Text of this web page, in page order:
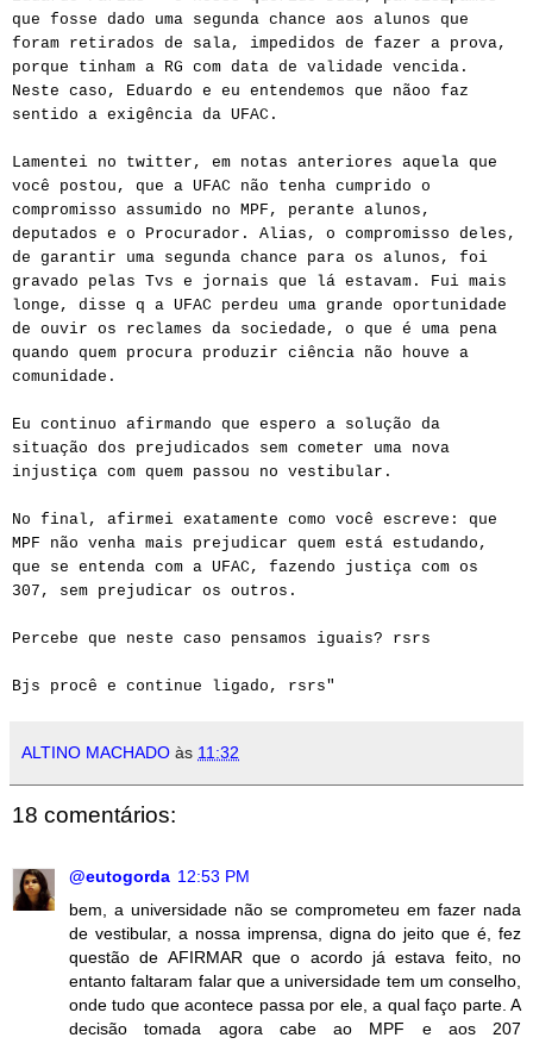
que fosse dado uma segunda chance aos alunos que
foram retirados de sala, impedidos de fazer a prova,
porque tinham a RG com data de validade vencida.
Neste caso, Eduardo e eu entendemos que nãoo faz
sentido a exigência da UFAC.
Lamentei no twitter, em notas anteriores aquela que
você postou, que a UFAC não tenha cumprido o
compromisso assumido no MPF, perante alunos,
deputados e o Procurador. Alias, o compromisso deles,
de garantir uma segunda chance para os alunos, foi
gravado pelas Tvs e jornais que lá estavam. Fui mais
longe, disse q a UFAC perdeu uma grande oportunidade
de ouvir os reclames da sociedade, o que é uma pena
quando quem procura produzir ciência não houve a
comunidade.
Eu continuo afirmando que espero a solução da
situação dos prejudicados sem cometer uma nova
injustiça com quem passou no vestibular.
No final, afirmei exatamente como você escreve: que
MPF não venha mais prejudicar quem está estudando,
que se entenda com a UFAC, fazendo justiça com os
307, sem prejudicar os outros.
Percebe que neste caso pensamos iguais? rsrs
Bjs procê e continue ligado, rsrs"
ALTINO MACHADO às 11:32
18 comentários:
@eutogorda 12:53 PM
bem, a universidade não se comprometeu em fazer nada
de vestibular, a nossa imprensa, digna do jeito que é, fez
questão de AFIRMAR que o acordo já estava feito, no
entanto faltaram falar que a universidade tem um conselho,
onde tudo que acontece passa por ele, a qual faço parte. A
decisão tomada agora cabe ao MPF e aos 207